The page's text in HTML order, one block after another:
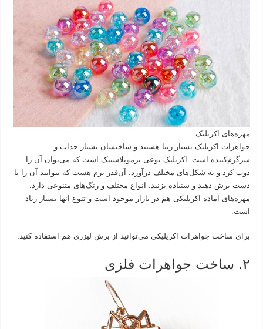
مهره‌های اکریلیک
جواهرات اکریلیک بسیار زیبا هستند و ساختشان بسیار جذاب و
سرگرم‌کننده است. اکریلیک نوعی ترموپلاستیک است که می‌توان آن را
ذوب کرد و به شکل‌های مختلف درآورد. آن‌قدر نرم هست که بتوانید آن را با
دست برش دهید و سنباده بزنید. انواع مختلف و رنگ‌های متنوعی دارد.
مهره‌های آماده اکریلیکی هم در بازار موجود است و تنوع آنها بسیار زیاد
است.
برای ساخت جواهرات اکریلیکی می‌توانید از برش لیزری هم استفاده کنید.
۲. ساخت جواهرات فلزی